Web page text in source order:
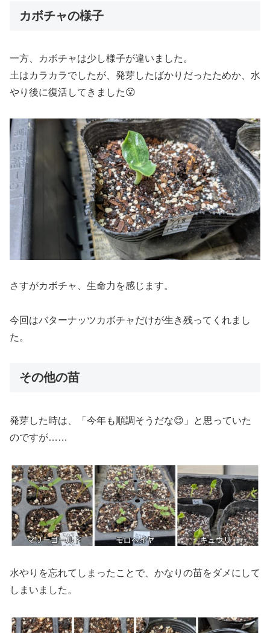
カボチャの様子
一方、カボチャは少し様子が違いました。
土はカラカラでしたが、発芽したばかりだったためか、水
やり後に復活してきました😮
さすがカボチャ、生命力を感じます。
今回はバターナッツカボチャだけが生き残ってくれまし
た。
その他の苗
発芽した時は、「今年も順調そうだな😊」と思っていた
のですが……
水やりを忘れてしまったことで、かなりの苗をダメにして
しまいました。